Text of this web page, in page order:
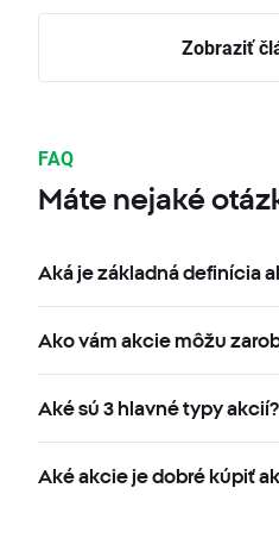
Zobraziť
FAQ
Máte nejaké
Aká je základná definícia
Ako vám akcie môžu
Aké sú 3 hlavné typy akcií?
Aké akcie je dobré kúpiť